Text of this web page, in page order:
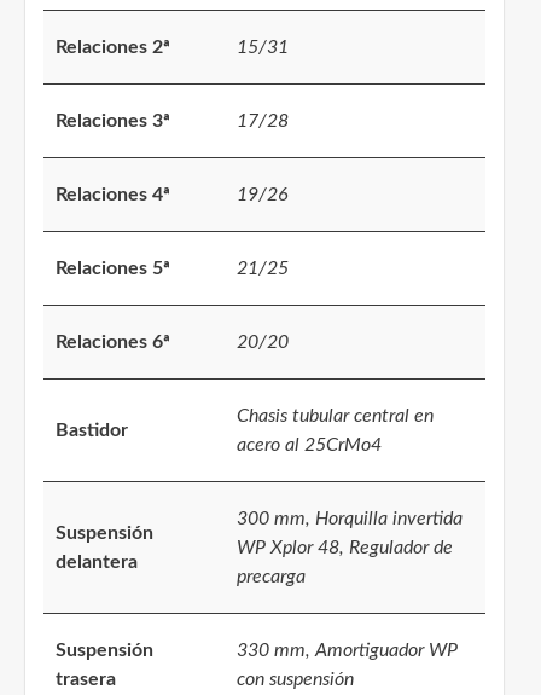
Relaciones 2ª 15/31
Relaciones 3ª 17/28
Relaciones 4ª 19/26
Relaciones 5ª 21/25
Relaciones 6ª 20/20
Bastidor
Chasis tubular central en
acero al 25CrMo4
Suspensión
delantera
300 mm, Horquilla invertida
WP Xplor 48, Regulador de
precarga
Suspensión
trasera
330 mm, Amortiguador WP
con suspensión